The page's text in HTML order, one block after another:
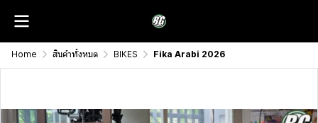
Home สินค้าทั้งหมด BIKES Fika Arabi 2026